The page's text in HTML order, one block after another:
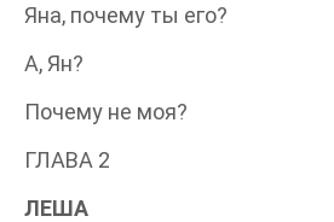
Яна, почему ты его?
А, Ян?
Почему не моя?
ГЛАВА 2
ЛЕША